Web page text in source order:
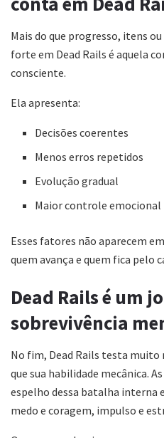
Mais do que progresso, itens
forte em Dead Rails é aquela
consciente.
Ela apresenta:
Decisões coerentes
Menos erros repetidos
Evolução gradual
Maior controle emocional
Esses fatores não aparecem
quem avança e quem fica pelo
Dead Rails é um
sobrevivência
No fim, Dead Rails testa muito
que sua habilidade mecânica. As
espelho dessa batalha interna
medo e coragem, impulso e